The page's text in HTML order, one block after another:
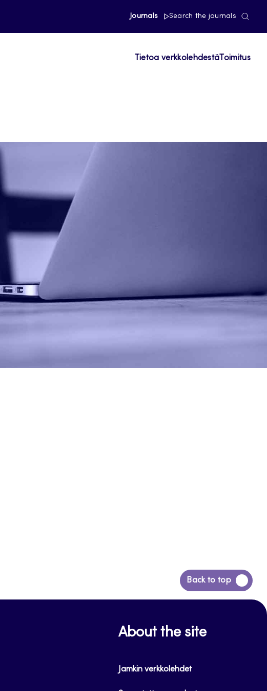
Journals Search the journals
Tietoa verkkolehdestä Toimitus
Back to top
Siirry
takaisin
About the site
Jamkin verkkolehdet